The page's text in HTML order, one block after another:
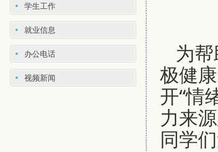
学生工作
就业信息
办公电话
视频新闻
为
极健
开“情
力来
同学